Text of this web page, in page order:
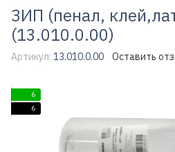
ЗИП (пенал,
(13.010.0.00)
Артикул: 13.010.0.00 Оставить
6
6